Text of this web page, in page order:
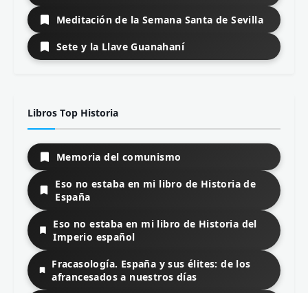
Meditación de la Semana Santa de Sevilla
Sete y la Llave Guanahaní
Libros Top Historia
Memoria del comunismo
Eso no estaba en mi libro de Historia de
España
Eso no estaba en mi libro de Historia del
Imperio español
Fracasología. España y sus élites: de los
afrancesados a nuestros días